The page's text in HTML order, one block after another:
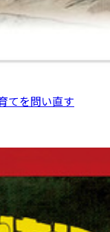
てを問い直す